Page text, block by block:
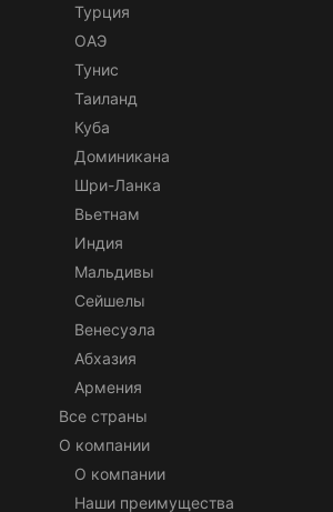
Турция
ОАЭ
Тунис
Таиланд
Куба
Доминикана
Шри-Ланка
Вьетнам
Индия
Мальдивы
Сейшелы
Венесуэла
Абхазия
Армения
Все страны
О компании
О компании
Наши преимущества